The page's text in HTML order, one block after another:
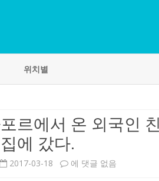
위치별
르에서 온 외국인
에 갔다.
2017-03-18
싱
에 댓글 없음